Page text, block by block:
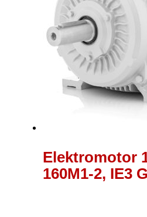
Elektromotor
160M1-2, IE3